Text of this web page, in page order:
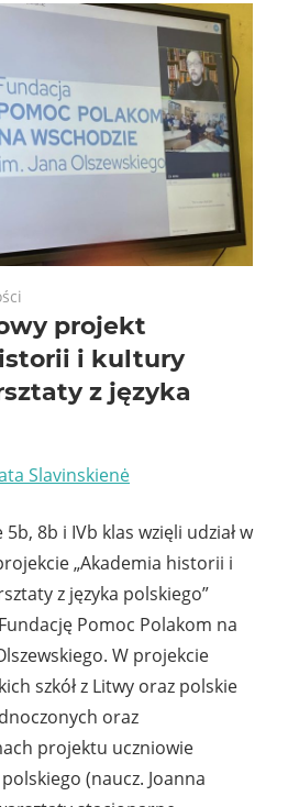
projekt
i kultury
z języka
Slavinskienė
8b i IVb klas wzięli udział w
„Akademia historii i
z języka polskiego”
Pomoc Polakom na
W projekcie
szkół z Litwy oraz polskie
oraz
projektu uczniowie
(naucz. Joanna